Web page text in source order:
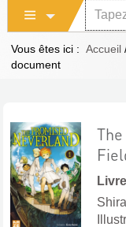
Vous êtes ici : Accueil
document
Livre